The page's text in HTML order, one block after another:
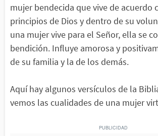
mujer bendecida que vive de acuerdo
principios de Dios y dentro de su
una mujer vive para el Señor, ella se
bendición. Influye amorosa y
de su familia y la de los demás.
Aquí hay algunos versículos de la
vemos las cualidades de una mujer